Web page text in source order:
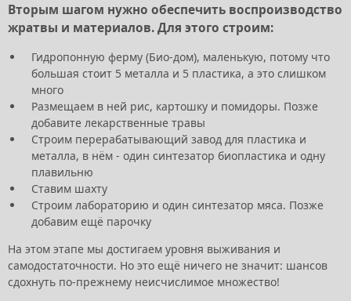
Вторым шагом нужно обеспечить воспроизводство
жратвы и материалов. Для этого строим:
Гидропонную ферму (Био-дом), маленькую, потому что
большая стоит 5 металла и 5 пластика, а это слишком
много
Размещаем в ней рис, картошку и помидоры. Позже
добавите лекарственные травы
Строим перерабатывающий завод для пластика и
металла, в нём - один синтезатор биопластика и одну
плавильню
Ставим шахту
Строим лабораторию и один синтезатор мяса. Позже
добавим ещё парочку
На этом этапе мы достигаем уровня выживания и
самодостаточности. Но это ещё ничего не значит: шансов
сдохнуть по-прежнему неисчислимое множество!